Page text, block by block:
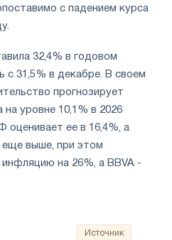
с падением курса
32,4% в годовом
с 31,5% в декабре. В своем
прогнозирует
уровне 10,1% в 2026
оценивает ее в 16,4%, а
выше, при этом
на 26%, а BBVA -
Источник